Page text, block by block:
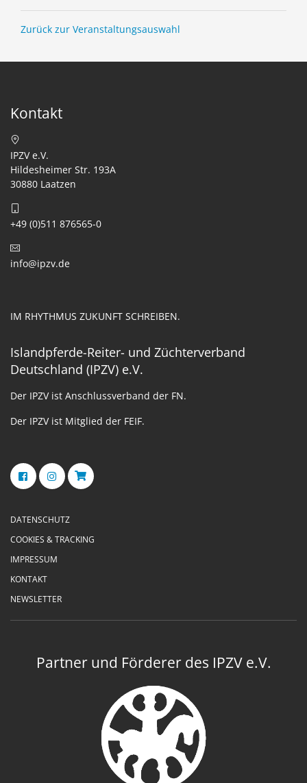
Zurück zur Veranstaltungsauswahl
Kontakt
IPZV e.V.
Hildesheimer Str. 193A
30880 Laatzen
+49 (0)511 876565-0
info@ipzv.de
IM RHYTHMUS ZUKUNFT SCHREIBEN.
Islandpferde-Reiter- und Züchterverband
Deutschland (IPZV) e.V.
Der IPZV ist Anschlussverband der FN.
Der IPZV ist Mitglied der FEIF.
DATENSCHUTZ
COOKIES & TRACKING
IMPRESSUM
KONTAKT
NEWSLETTER
Partner und Förderer des IPZV e.V.